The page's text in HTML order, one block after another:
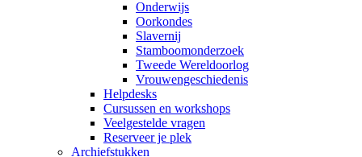
Onderwijs
Oorkondes
Slavernij
Stamboomonderzoek
Tweede Wereldoorlog
Vrouwengeschiedenis
Helpdesks
Cursussen en workshops
Veelgestelde vragen
Reserveer je plek
Archiefstukken